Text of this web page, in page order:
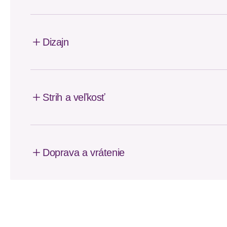
Dizajn
Strih a veľkosť
Doprava a vrátenie